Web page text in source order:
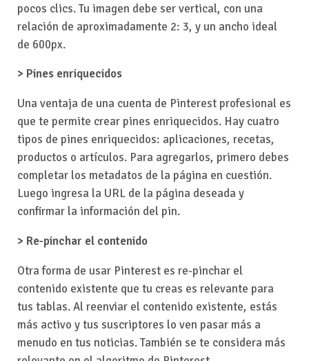
pocos clics. Tu imagen debe ser vertical, con una
relación de aproximadamente 2: 3, y un ancho ideal
de 600px.
> Pines enriquecidos
Una ventaja de una cuenta de Pinterest profesional es
que te permite crear pines enriquecidos. Hay cuatro
tipos de pines enriquecidos: aplicaciones, recetas,
productos o artículos. Para agregarlos, primero debes
completar los metadatos de la página en cuestión.
Luego ingresa la URL de la página deseada y
confirmar la información del pin.
> Re-pinchar el contenido
Otra forma de usar Pinterest es re-pinchar el
contenido existente que tu creas es relevante para
tus tablas. Al reenviar el contenido existente, estás
más activo y tus suscriptores lo ven pasar más a
menudo en tus noticias. También se te considera más